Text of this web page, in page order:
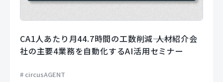
CA1人あたり月44.7時間の工数削減―― 人材紹介会
社の主要4業務を自動化するAI活用セミナー
circusAGENT